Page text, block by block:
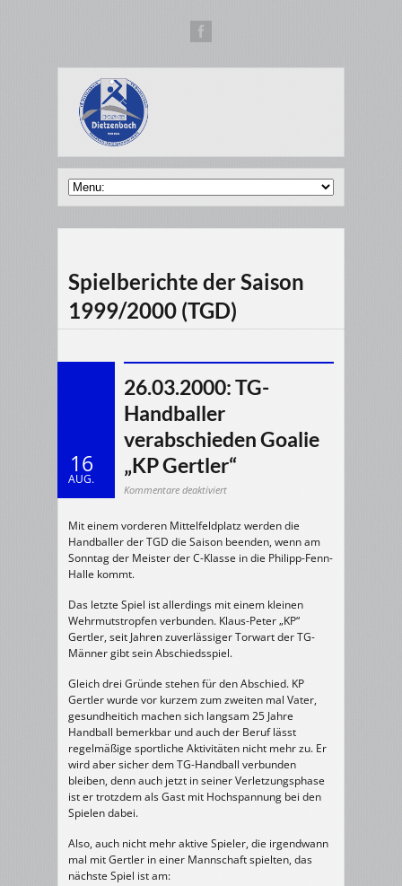
Spielberichte der Saison
1999/2000 (TGD)
16
AUG.
26.03.2000: TG-
Handballer
verabschieden Goalie
„KP Gertler“
Kommentare deaktiviertfür
verabschieden
Goalie
„KP
Gertler“
Mit einem vorderen Mittelfeldplatz werden die
Handballer der TGD die Saison beenden, wenn am
Sonntag der Meister der C-Klasse in die Philipp-Fenn-
Halle kommt.
Das letzte Spiel ist allerdings mit einem kleinen
Wehrmutstropfen verbunden. Klaus-Peter „KP“
Gertler, seit Jahren zuverlässiger Torwart der TG-
Männer gibt sein Abschiedsspiel.
Gleich drei Gründe stehen für den Abschied. KP
Gertler wurde vor kurzem zum zweiten mal Vater,
gesundheitich machen sich langsam 25 Jahre
Handball bemerkbar und auch der Beruf lässt
regelmäßige sportliche Aktivitäten nicht mehr zu. Er
wird aber sicher dem TG-Handball verbunden
bleiben, denn auch jetzt in seiner Verletzungsphase
ist er trotzdem als Gast mit Hochspannung bei den
Spielen dabei.
Also, auch nicht mehr aktive Spieler, die irgendwann
mal mit Gertler in einer Mannschaft spielten, das
nächste Spiel ist am: